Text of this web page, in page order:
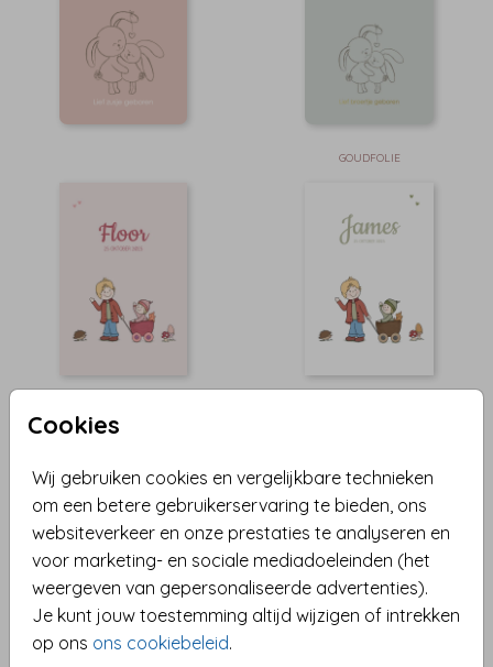
Cookies
Wij gebruiken cookies en vergelijkbare technieken
om een betere gebruikerservaring te bieden, ons
websiteverkeer en onze prestaties te analyseren en
voor marketing- en sociale mediadoeleinden (het
weergeven van gepersonaliseerde advertenties).
Je kunt jouw toestemming altijd wijzigen of intrekken
op ons ons cookiebeleid.
GOUDFOLIE